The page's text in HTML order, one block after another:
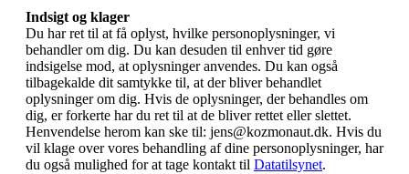
Indsigt og klager
Du har ret til at få oplyst, hvilke personoplysninger, vi
behandler om dig. Du kan desuden til enhver tid gøre
indsigelse mod, at oplysninger anvendes. Du kan også
tilbagekalde dit samtykke til, at der bliver behandlet
oplysninger om dig. Hvis de oplysninger, der behandles om
dig, er forkerte har du ret til at de bliver rettet eller slettet.
Henvendelse herom kan ske til: jens@kozmonaut.dk. Hvis du
vil klage over vores behandling af dine personoplysninger, har
du også mulighed for at tage kontakt til Datatilsynet.